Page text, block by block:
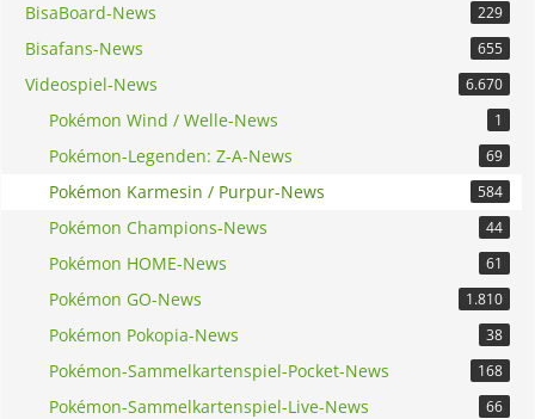
BisaBoard-News 229
Bisafans-News 655
Videospiel-News 6.670
Pokémon Wind / Welle-News 1
Pokémon-Legenden: Z-A-News 69
Pokémon Karmesin / Purpur-News 584
Pokémon Champions-News 44
Pokémon HOME-News 61
Pokémon GO-News 1.810
Pokémon Pokopia-News 38
Pokémon-Sammelkartenspiel-Pocket-News 168
Pokémon-Sammelkartenspiel-Live-News 66